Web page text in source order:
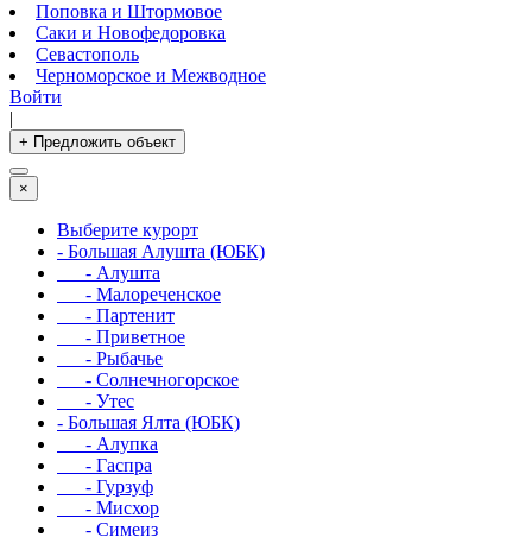
Поповка и Штормовое
Саки и Новофедоровка
Севастополь
Черноморское и Межводное
Войти
|
+ Предложить объект
×
Выберите курорт
- Большая Алушта (ЮБК)
- Алушта
- Малореченское
- Партенит
- Приветное
- Рыбачье
- Солнечногорское
- Утес
- Большая Ялта (ЮБК)
- Алупка
- Гаспра
- Гурзуф
- Мисхор
- Симеиз